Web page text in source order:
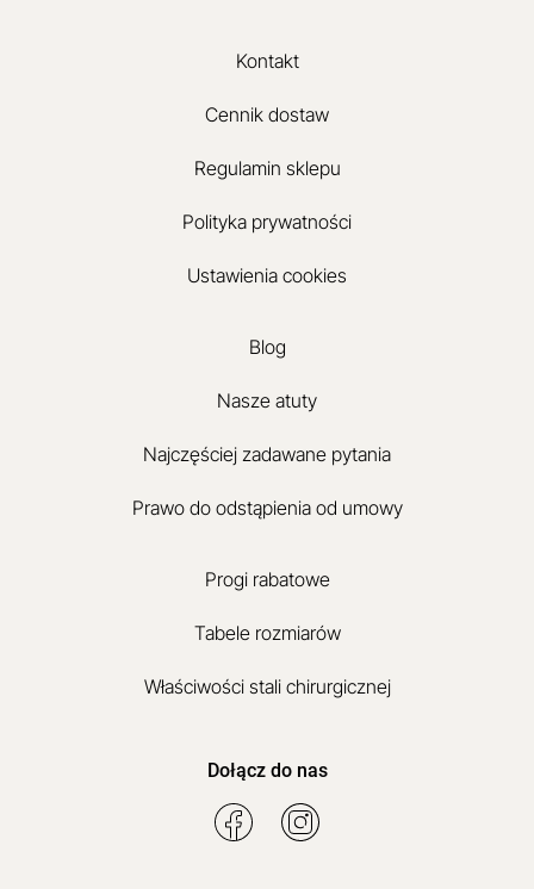
Kontakt
Cennik dostaw
Regulamin sklepu
Polityka prywatności
Ustawienia cookies
Blog
Nasze atuty
Najczęściej zadawane pytania
Prawo do odstąpienia od umowy
Progi rabatowe
Tabele rozmiarów
Właściwości stali chirurgicznej
Dołącz do nas